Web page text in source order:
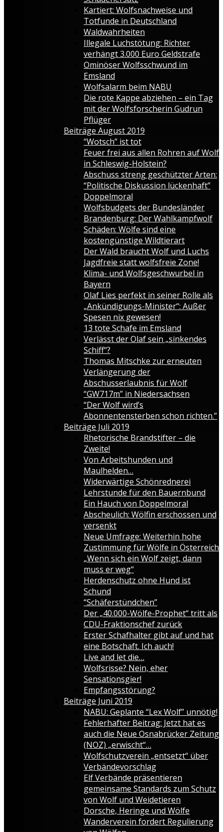
Kartiert: Wolfsnachweise und
Totfunde in Deutschland
Waldwahrheiten
Illegale Luchstötung: Richter
verhängt 3.000 Euro Geldstrafe
Ominöser Wolfsschwund im
Emsland
Wolfsalarm beim NABU
Die rote Kappe abziehen – ein Tag
mit der Wolfsforscherin Gudrun
Pflüger
Beiträge August 2019
“Wotsch” ist tot
Feuer frei aus allen Rohren auf Wolf
in Schleswig-Holstein?
Abschuss streng geschützter Arten:
“Politische Diskussion lückenhaft”
Doppelmoral
Wolfsbudgets der Bundesländer
Brandenburg: Der Wahlkampfwolf
Schäden: Wölfe sind eine
kostengünstige Wildtierart
Der Wald braucht Wolf und Luchs
Jagdfreie statt wolfsfreie Zone!
Klima- und Wolfsgeschwurbel in
Bayern
Olaf Lies perfekt in seiner Rolle als
„Ankündigungs-Minister“: Außer
Spesen nix gewesen!
13 tote Schafe im Emsland
Verlässt der Olaf sein „sinkendes
Schiff“?
Thomas Mitschke zur erneuten
Verlängerung der
Abschusserlaubnis für Wolf
“GW717m” in Niedersachsen
“Der Wolf wird’s
Abonnentensterben schon richten.”
Beiträge Juli 2019
Rhetorische Brandstifter – die
Zweite!
Von Arbeitshunden und
Maulhelden…
Widerwärtige Schönrednerei
Lehrstunde für den Bauernbund
Ein Hauch von Doppelmoral
Abscheulich: Wölfin erschossen und
versenkt
Neue Umfrage: Weiterhin hohe
Zustimmung für Wölfe in Österreich
„Wenn sich ein Wolf zeigt, dann
muss er weg“
Herdenschutz ohne Hund ist
Schund
“Schäferstündchen”
Der „40.000-Wölfe-Prophet“ tritt als
CDU-Fraktionschef zurück
Erster Schafhalter gibt auf und hat
eine Botschaft. Ich auch!
Live and let die…
Wolfsrisse? Nein, eher
Sensationsgier!
Empfangsstörung?
Beiträge Juni 2019
NABU: Geplante “Lex Wolf” unnötig!
Fehlerhafter Beitrag: Jetzt hat es
auch die Neue Osnabrücker Zeitung
(NOZ) „erwischt“…
Wolfschutzverein „entsetzt“ über
Verbändevorschlag
Elf Verbände präsentieren
gemeinsame Standards zum Schutz
von Wolf und Weidetieren
Dorsche, Heringe und Wölfe
Wanderverein fordert Regulierung